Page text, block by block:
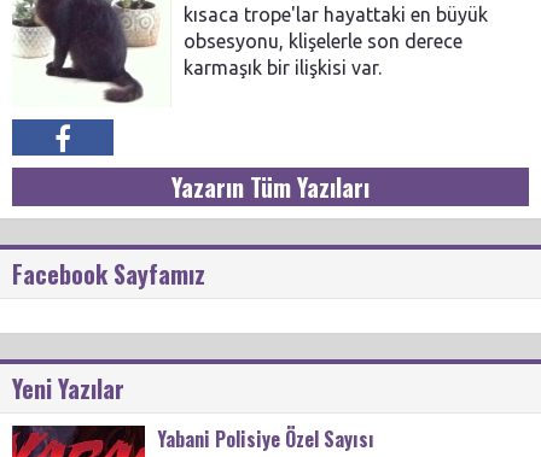
kısaca trope'lar hayattaki en büyük
obsesyonu, klişelerle son derece
karmaşık bir ilişkisi var.
Yazarın Tüm Yazıları
Facebook Sayfamız
Yeni Yazılar
Yabani Polisiye Özel Sayısı